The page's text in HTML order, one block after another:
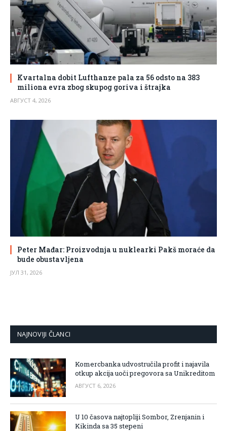
Kvartalna dobit Lufthanze pala za 56 odsto na 383
miliona evra zbog skupog goriva i štrajka
АВГУСТ 4, 2026
Peter Mađar: Proizvodnja u nuklearki Pakš moraće da
bude obustavljena
ЈУЛ 31, 2026
NAJNOVIJI ČLANCI
Komercbanka udvostručila profit i najavila
otkup akcija uoči pregovora sa Unikreditom
АВГУСТ 6, 2026
U 10 časova najtopliji Sombor, Zrenjanin i
Kikinda sa 35 stepeni